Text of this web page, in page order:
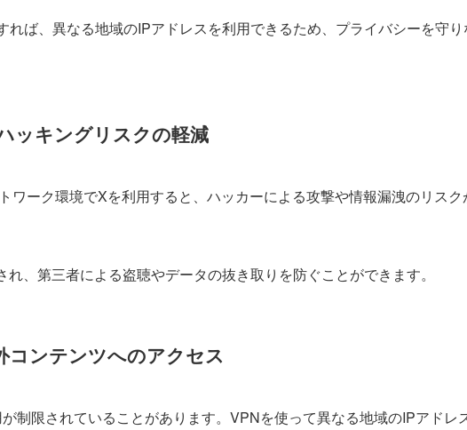
れば、異なる地域のIPアドレスを利用できるため、プライバシーを守り
ッキングリスクの軽減
ワーク環境でXを利用すると、ハッカーによる攻撃や情報漏洩のリスク
、第三者による盗聴やデータの抜き取りを防ぐことができます。
コンテンツへのアクセス
制限されていることがあります。VPNを使って異なる地域のIPアドレ